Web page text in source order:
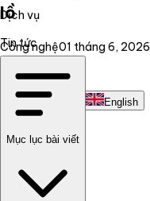
Dịch vụ
Tin tức
Liên hệ
Tiếng Việt English
lồ
Công nghệ01 tháng 6, 2026
Mục lục bài viết